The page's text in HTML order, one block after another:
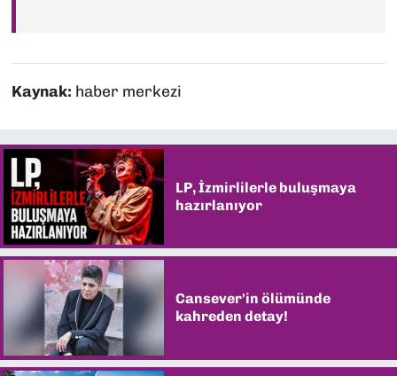
Kaynak: haber merkezi
LP, İzmirlilerle buluşmaya
hazırlanıyor
Cansever'in ölümünde
kahreden detay!